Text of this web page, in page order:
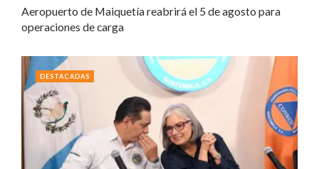
Aeropuerto de Maiquetía reabrirá el 5 de agosto para
operaciones de carga
DESTACADAS